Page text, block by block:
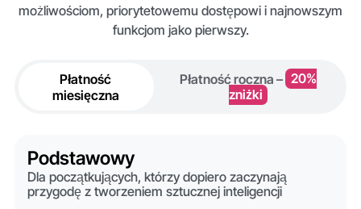
możliwościom, priorytetowemu dostępowi i najnowszym
funkcjom jako pierwszy.
Płatność
miesięczna
Płatność roczna – 20%
zniżki
Podstawowy
Dla początkujących, którzy dopiero zaczynają
przygodę z tworzeniem sztucznej inteligencji